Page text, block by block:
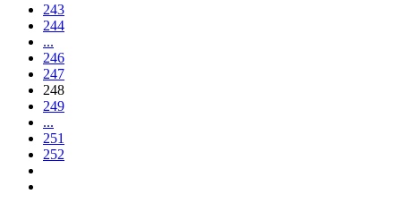
243
244
...
246
247
248
249
...
251
252